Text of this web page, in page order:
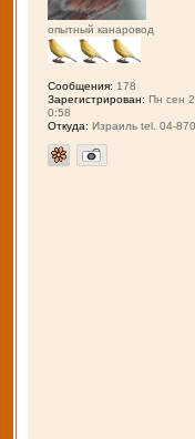
опытный канаровод
Сообщения: 178
Зарегистрирован: Пн сен
0:58
Откуда: Израиль tel. 04-